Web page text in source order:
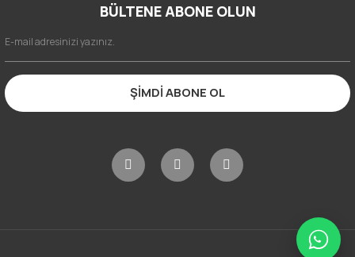
BÜLTENE ABONE OLUN
ŞİMDİ ABONE OL